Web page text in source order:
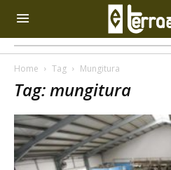
Home Tag Mungitura
Tag: mungitura